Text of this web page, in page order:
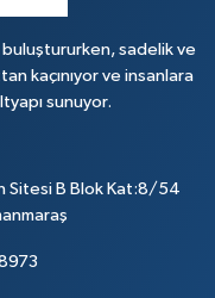
sadelik ve
kaçınıyor ve insanlara
sunuyor.
Sitesi B Blok Kat:8/54